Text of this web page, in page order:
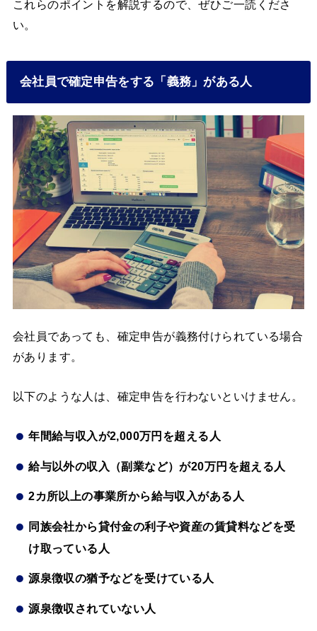
これらのポイントを解説するので、ぜひご一読くださ
い。
会社員で確定申告をする「義務」がある人
会社員であっても、確定申告が義務付けられている場合
があります。
以下のような人は、確定申告を行わないといけません。
年間給与収入が2,000万円を超える人
給与以外の収入（副業など）が20万円を超える人
2カ所以上の事業所から給与収入がある人
同族会社から貸付金の利子や資産の賃貸料などを受
け取っている人
源泉徴収の猶予などを受けている人
源泉徴収されていない人